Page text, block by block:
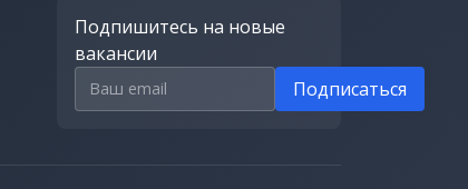
Подпишитесь на новые
вакансии
Email для подписки
Подписаться